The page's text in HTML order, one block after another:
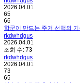
2026.04.01
65
66
학군이 만드는 주거 선택의
rkdwhdgus
2026.04.01
조회 수: 73
rkdwhdgus
2026.04.01
73
65